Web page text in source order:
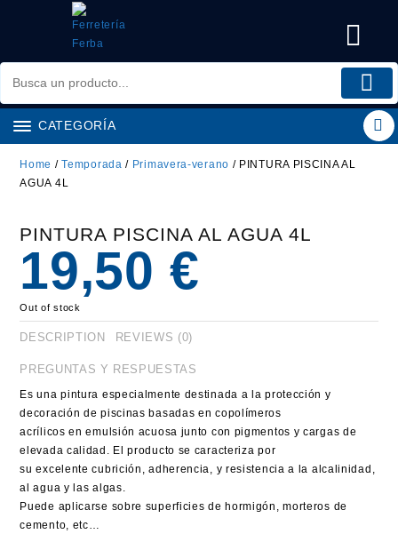
CATEGORÍA
Home /Temporada / Primavera-verano / PINTURA PISCINA AL
AGUA 4L
PINTURA PISCINA AL AGUA 4L
19,50 €
Out of stock
DESCRIPTION REVIEWS (0)
PREGUNTAS Y RESPUESTAS
Es una pintura especialmente destinada a la protección y
decoración de piscinas basadas en copolímeros
acrílicos en emulsión acuosa junto con pigmentos y cargas de
elevada calidad. El producto se caracteriza por
su excelente cubrición, adherencia, y resistencia a la alcalinidad,
al agua y las algas.
Puede aplicarse sobre superficies de hormigón, morteros de
cemento, etc…